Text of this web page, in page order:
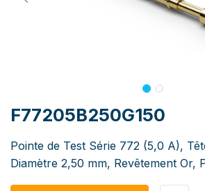
F77205B250G150
Pointe de Test Série 772 (5,0 A),
Diamètre 2,50 mm, Revêtement Or,